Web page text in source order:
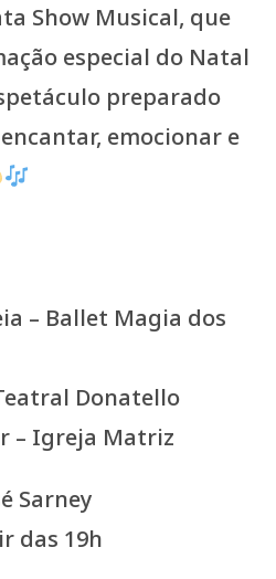
Show Musical, que
especial do Natal
preparado
emocionar e
– Ballet Magia dos
Donatello
– Igreja Matriz
Sarney
das 19h